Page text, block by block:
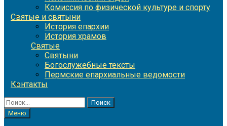
Комиссия по физической культуре и спорту
Святые и святыни
История епархии
История храмов
Святые
Святыни
Богослужебные тексты
Пермские епархиальные ведомости
Контакты
Найти:
Меню